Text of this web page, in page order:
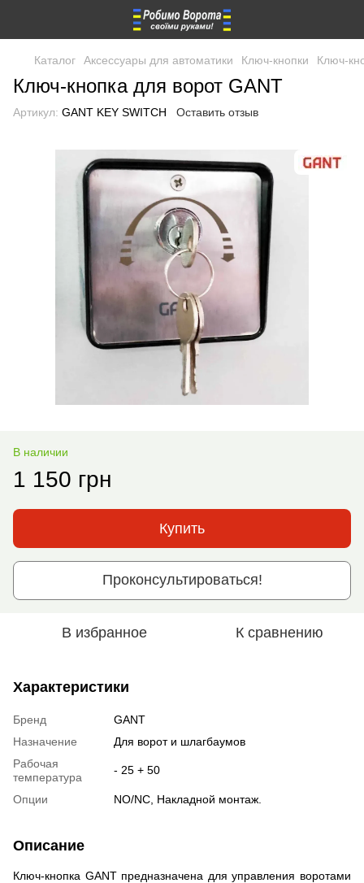
Каталог Аксессуары для автоматики Ключ-кнопки Ключ-
Ключ-кнопка для ворот GANT
Артикул: GANT KEY SWITCH Оставить отзыв
В наличии
1 150 грн
Купить
Проконсультироваться!
В избранное К сравнению
Характеристики
Бренд
GANT
Назначение
Для ворот и шлагбаумов
Рабочая
температура
- 25 + 50
Опции NO/NС, Накладной монтаж.
Описание
Ключ-кнопка GANT предназначена для управления воротами